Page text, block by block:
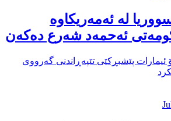
لە ئەمەریكاوە
ئەحمەد شەرع دەكەن